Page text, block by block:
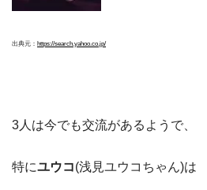
出典元： https://search.yahoo.co.jp/
3人は今でも交流があるようで、
特にユウコ(浅見ユウコちゃん)は